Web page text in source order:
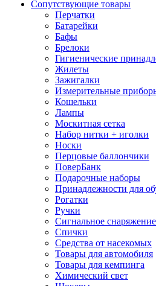
Сопутствующие товары
Перчатки
Батарейки
Бафы
Брелоки
Гигиенические
Жилеты
Зажигалки
Измерительные
Кошельки
Лампы
Москитная сетка
Набор нитки + иголки
Носки
Перцовые баллончики
ПоверБанк
Подарочные наборы
Принадлежности для
Рогатки
Ручки
Сигнальное снаряжение
Спички
Средства от насекомых
Товары для автомобиля
Товары для кемпинга
Химический свет